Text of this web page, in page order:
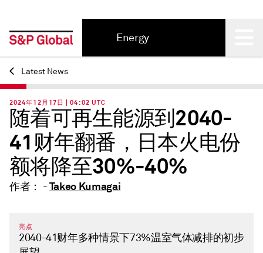
Energy
Back
Latest News
2024年12月17日 | 04:02 UTC
随着可再生能源到2040-
41财年翻番，日本火电份
额将降至30%-40%
作者： -Takeo Kumagai
亮点
2040-41财年多种情景下73%温室气体减排的初步